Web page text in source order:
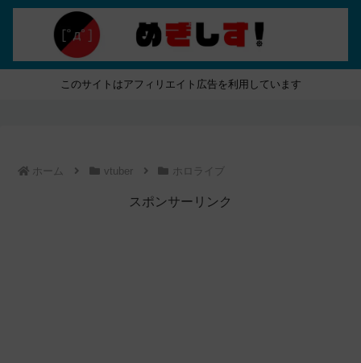
このサイトはアフィリエイト広告を利用しています
ホーム vtuber ホロライブ
スポンサーリンク